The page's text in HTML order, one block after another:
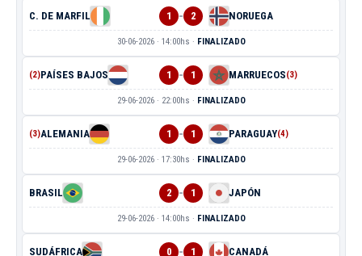
C. DE MARFIL 1 - 2 NORUEGA
30-06-2026 · 14:00hs · FINALIZADO
PAÍSES BAJOS
(2) 1 - 1 MARRUECOS(3)
29-06-2026 · 22:00hs · FINALIZADO
ALEMANIA
(3) 1 - 1 PARAGUAY(4)
29-06-2026 · 17:30hs · FINALIZADO
BRASIL 2 - 1 JAPÓN
29-06-2026 · 14:00hs · FINALIZADO
SUDÁFRICA 0 - 1 CANADÁ